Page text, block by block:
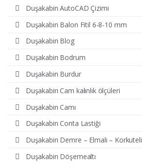
Duşakabin AutoCAD Çizimi
Duşakabin Balon Fitil 6-8-10 mm
Duşakabin Blog
Duşakabin Bodrum
Duşakabin Burdur
Duşakabin Cam kalınlık ölçüleri
Duşakabin Camı
Duşakabin Conta Lastiği
Duşakabin Demre – Elmalı – Korkuteli
Duşakabin Döşemealtı